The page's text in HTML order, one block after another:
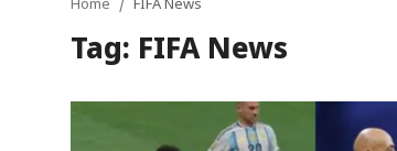
Videos
Home FIFA News
Tag: FIFA News